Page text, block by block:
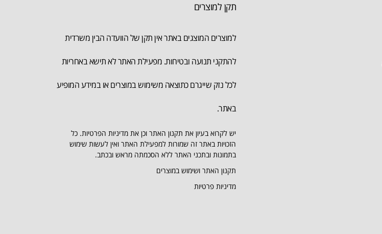
תקן למוצרים
למוצרים המוצגים באתר אין תקן של הוועדה הבין משרדית
להתקני תנועה ובטיחות. מפעילת האתר לא תישא באחריות
לכל נזק שייגרם כתוצאה משימוש במוצרים או במידע המופיע
באתר.
יש לקרוא בעיון את תקנון האתר וכן את מדיניות הפרטיות. כל
הזכויות באתר זה שמורות למפעילת האתר ואין לעשות שימוש
בתמונות ובתכני האתר ללא הסכמתה מראש ובכתב.
תקנון האתר ושימוש במוצרים
מדיניות פרטיות